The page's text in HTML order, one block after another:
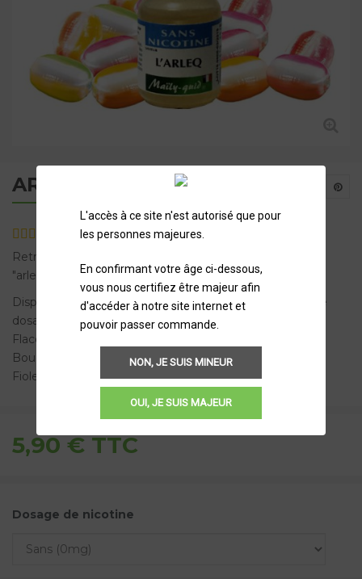
L'accès à ce site n'est autorisé que pour
les personnes majeures.
En confirmant votre âge ci-dessous,
vous nous certifiez être majeur afin
d'accéder à notre site internet et
pouvoir passer commande.
NON, JE SUIS MINEUR
OUI, JE SUIS MAJEUR
ARLEQUIN
2avis
Retrouvez la gourmandise et l’acidité des bonbons
"arlequin"
Disponible avec ou sans nicotine (voir ci-dessous pour le
dosage).
Flacon de 10ml.
Bouchon sécurité enfant.
Fiole recyclable.
5,90 € TTC
Dosage de nicotine